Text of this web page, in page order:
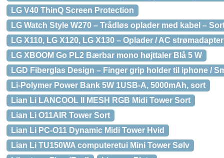
LG V40 ThinQ Screen Protection
LG Watch Style W270 – Trådløs oplader med kabel –
LG X110, LG X120, LG X130 – Oplader / AC
LG XBOOM Go PL2 Bærbar mono højttaler Blå 5 W
LGD Fiberglas Design – Finger grip holder til iphone /
Li-Polymer Power Bank 5W 1USB-A, 5000mAh, sort
Lian Li LANCOOL II MESH RGB Midi Tower Sort
Lian Li O11AIR Tower Sort
Lian Li PC-O11 Dynamic Midi Tower Hvid
Lian Li TU150WA computeretui Mini Tower Sølv